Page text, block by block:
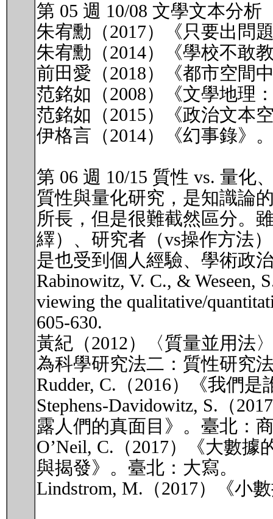
第 05 週 10/08 文學文本分析
朱宥勳（2017）《只要出問
朱宥勳（2014）《學校不敢
前田愛（2018）《都市空間
范銘如（2008）《文學地理
范銘如（2015）《政治文本
伊格言（2014）《幻事錄》
第 06 週 10/15 質性 vs. 量化
質性與量化研究，是知識論
所長，但是很難截然區分。
繹）、研究者（vs操作方法
是也受到個人經驗、學術政
Rabinowitz, V. C., & Weseen,
viewing the qualitative/
605-630.
黃紀（2012）〈質量並用法
為科學研究法二：質性研究
Rudder, C.（2016）《我們
Stephens-Davidowitz, S.（
露人們的真面目》。臺北：
O’Neil, C.（2017）《大數
與揭發》。臺北：大寫。
Lindstrom, M.（2017）《小